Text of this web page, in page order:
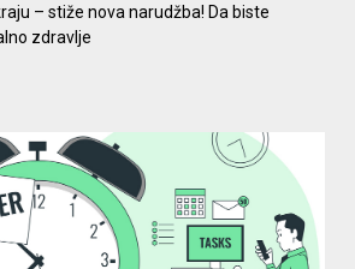
– stiže nova narudžba! Da biste
zdravlje